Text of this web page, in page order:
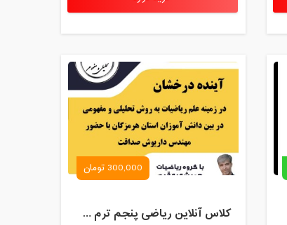
300,000 تومان
کلاس آنلاین ریاضی پنجم ترم چهارم شهریور 1403